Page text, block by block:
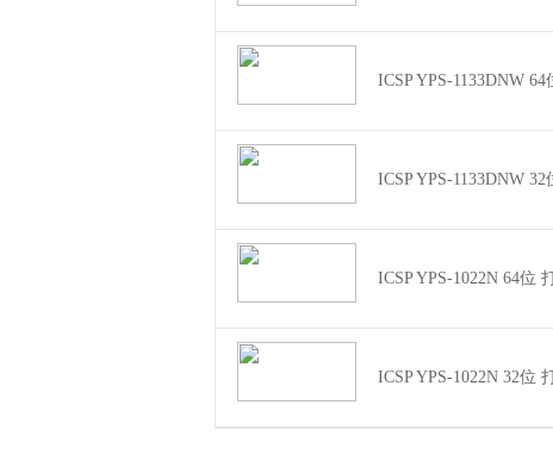
ICSP YPS-1133DNW
ICSP YPS-1133DNW
ICSP YPS-1022N 64位
ICSP YPS-1022N 32位